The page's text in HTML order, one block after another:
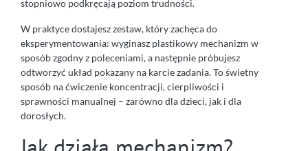
stopniowo podkręcają poziom trudności.
W praktyce dostajesz zestaw, który zachęca do
eksperymentowania: wyginasz plastikowy mechanizm w
sposób zgodny z poleceniami, a następnie próbujesz
odtworzyć układ pokazany na karcie zadania. To świetny
sposób na ćwiczenie koncentracji, cierpliwości i
sprawności manualnej – zarówno dla dzieci, jak i dla
dorosłych.